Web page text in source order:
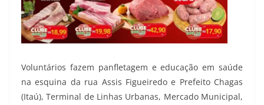
Voluntários fazem panfletagem e educação em saúde
na esquina da rua Assis Figueiredo e Prefeito Chagas
(Itaú), Terminal de Linhas Urbanas, Mercado Municipal,